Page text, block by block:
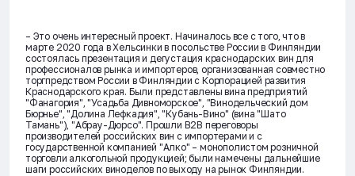
– Это очень интересный проект. Начиналось все с того, что в
марте 2020 года в Хельсинки в посольстве России в Финляндии
состоялась презентация и дегустация краснодарских вин для
профессионалов рынка и импортеров, организованная совместно
торгпредством России в Финляндии с Корпорацией развития
Краснодарского края. Были представлены вина предприятий
"Фанагория", "Усадьба Дивноморское", "Винодельческий дом
Бюрнье", "Долина Лефкадия", "Кубань-Вино" (вина "Шато
Тамань"), "Абрау-Дюрсо". Прошли В2В переговоры
производителей российских вин с импортерами и с
государственной компанией "Алко" – монополистом розничной
торговли алкогольной продукцией; были намечены дальнейшие
шаги российских виноделов по выходу на рынок Финляндии.